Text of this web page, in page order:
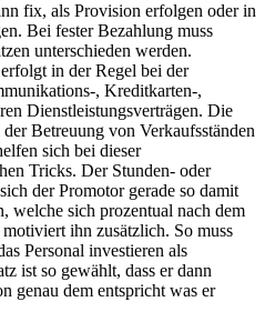
fix, als Provision erfolgen oder in
Bei fester Bezahlung muss
unterschieden werden.
in der Regel bei der
, Kreditkarten-,
Dienstleistungsverträgen. Die
Betreuung von Verkaufsständen
sich bei dieser
Tricks. Der Stunden- oder
der Promotor gerade so damit
welche sich prozentual nach dem
ihn zusätzlich. So muss
Personal investieren als
ist so gewählt, dass er dann
genau dem entspricht was er